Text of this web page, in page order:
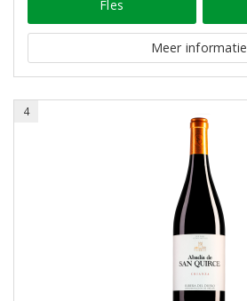
Fles
Meer informatie
4